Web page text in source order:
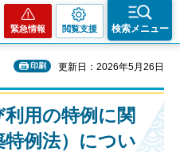
緊急情報 閲覧支援 検索メニュー
印刷 更新日：2026年5月26日
用の特例に関
例法）につい